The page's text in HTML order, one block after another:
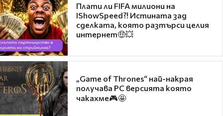
Плати ли FIFA милиони на
IShowSpeed?! Истината зад
сделката, която разтърси целия
интернет🤑💥
„Game of Thrones“ най-накрая
получава PC версията която
чакахме🎮🤩